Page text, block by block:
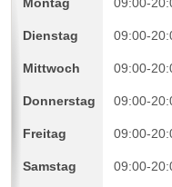
09:00-
09:00-
09:00-
09:00-
09:00-